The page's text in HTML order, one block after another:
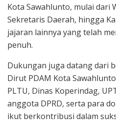
Kota Sawahlunto, mulai dari
Sekretaris Daerah, hingga
jajaran lainnya yang telah
penuh.
Dukungan juga datang dari
Dirut PDAM Kota
PLTU, Dinas Koperindag,
anggota DPRD, serta para
ikut berkontribusi dalam